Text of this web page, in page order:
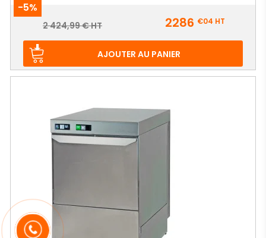
-5%
Prix
Prix
2 424,99 € HT 2286 €04 HT
AJOUTER AU PANIER